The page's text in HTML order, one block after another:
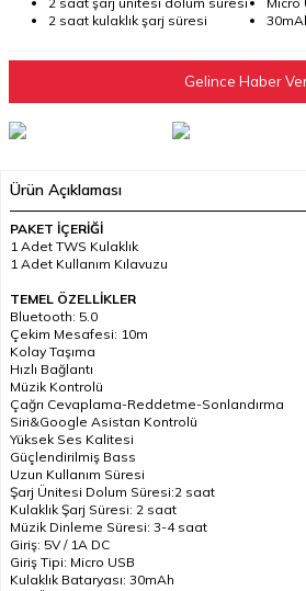
2 saat kulaklık şarj süresi
Gelince Haber
Ürün Açıklaması
PAKET İÇERİĞİ
1 Adet TWS Kulaklık
1 Adet Kullanım Kılavuzu
TEMEL ÖZELLİKLER
Bluetooth: 5.0
Çekim Mesafesi: 10m
Kolay Taşıma
Hızlı Bağlantı
Müzik Kontrolü
Çağrı Cevaplama-Reddetme-Sonlandırma
Siri&Google Asistan Kontrolü
Yüksek Ses Kalitesi
Güçlendirilmiş Bass
Uzun Kullanım Süresi
Şarj Ünitesi Dolum Süresi:2 saat
Kulaklık Şarj Süresi: 2 saat
Müzik Dinleme Süresi: 3-4 saat
Giriş: 5V / 1A DC
Giriş Tipi: Micro USB
Kulaklık Bataryası: 30mAh